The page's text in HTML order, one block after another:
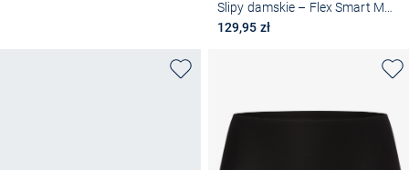
129,95 zł